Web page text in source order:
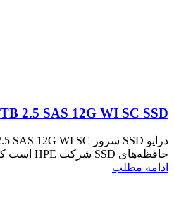
2.5 SAS 12G WI SC SSD
حافظه‌های SSD شرکت HPE است که با تکیه بر تکنولوژی SAS 1...
ادامه مطلب